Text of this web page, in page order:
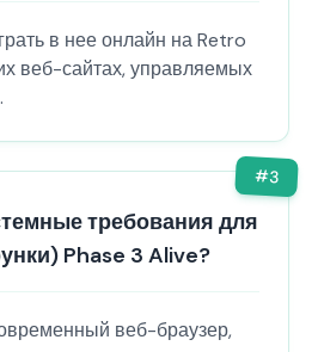
в нее онлайн на Retro
веб-сайтах, управляемых
#3
требования для
Phase 3 Alive?
веб-браузер,